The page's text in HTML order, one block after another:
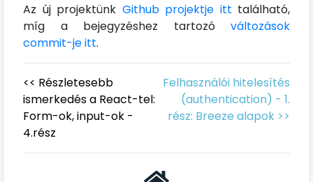
Az új projektünk Github projektje itt található,
míg a bejegyzéshez tartozó változások
commit-je itt.
<< Részletesebb
ismerkedés a React-tel:
Form-ok, input-ok -
4.rész
Felhasználói hitelesítés
(authentication) - 1.
rész: Breeze alapok >>